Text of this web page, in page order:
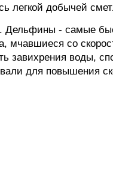
легкой добычей
Дельфины - самые
мчавшиеся со
завихрения воды,
для повышения